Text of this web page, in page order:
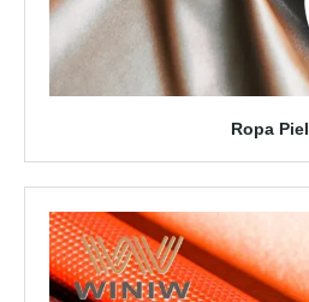
Ropa Piel